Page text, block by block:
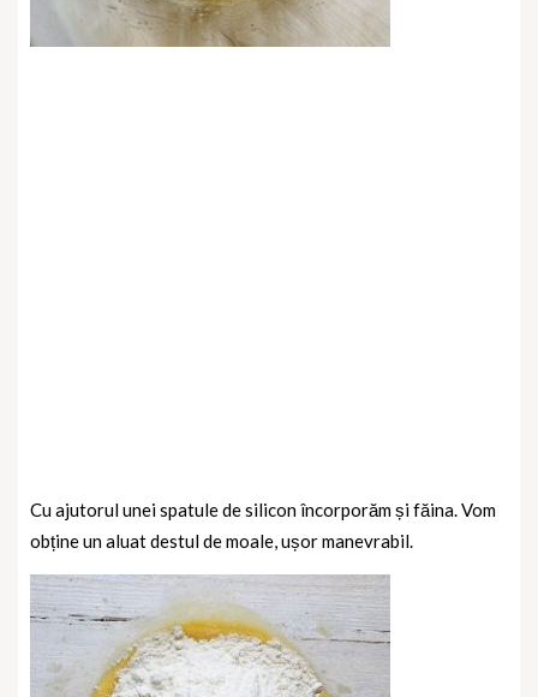
Cu ajutorul unei spatule de silicon încorporăm și făina. Vom
obține un aluat destul de moale, ușor manevrabil.